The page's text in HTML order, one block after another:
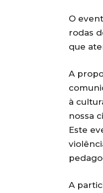
O
rodas
que
A
à
nossa
Este
A